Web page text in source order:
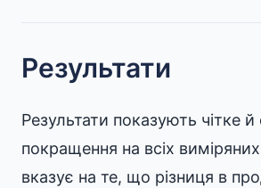
Результати
Результати показують чітке й
покращення на всіх
вказує на те, що різниця в